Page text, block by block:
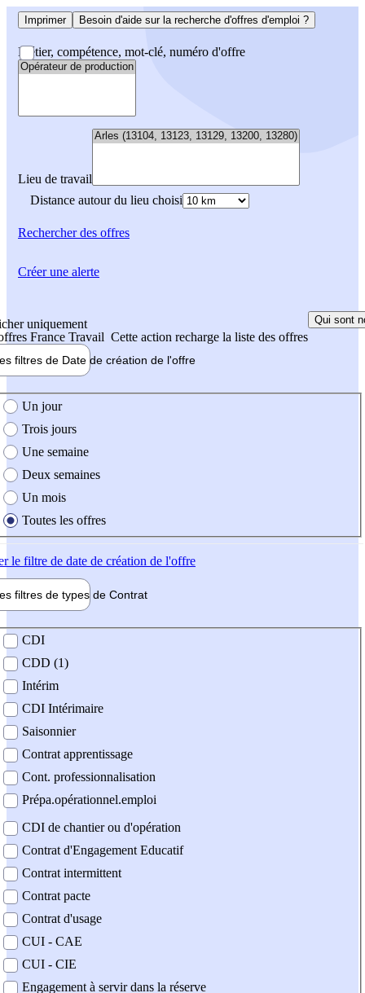
Imprimer Besoin d'aide sur la recherche d'offres d'emploi ?
Métier, compétence, mot-clé, numéro d'offre
Lieu de travail
Distance autour du lieu choisi
Rechercherdes offres
uniquement
France Travail Cette action recharge la liste des offres
Qui sont
filtres de Date de création de l'offre
création de l'offre
Un jour
Trois jours
Une semaine
Deux semaines
Un mois
Toutes les offres
le filtre de date de création de l'offre
filtres de types de Contrat
contrat
CDI
CDD (1)
Intérim
CDI Intérimaire
Saisonnier
Contrat apprentissage
Cont. professionnalisation
Prépa.opérationnel.emploi
CDI de chantier ou d'opération
Contrat d'Engagement Educatif
Contrat intermittent
Contrat pacte
Contrat d'usage
CUI - CAE
CUI - CIE
Engagement à servir dans la réserve
Créer une alerte